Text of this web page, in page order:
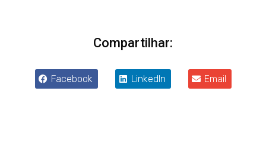
Compartilhar:
Facebook LinkedIn Email